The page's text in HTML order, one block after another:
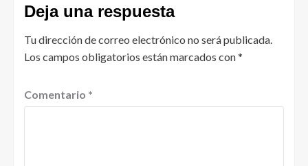
Deja una respuesta
Tu dirección de correo electrónico no será publicada.
Los campos obligatorios están marcados con*
Comentario *